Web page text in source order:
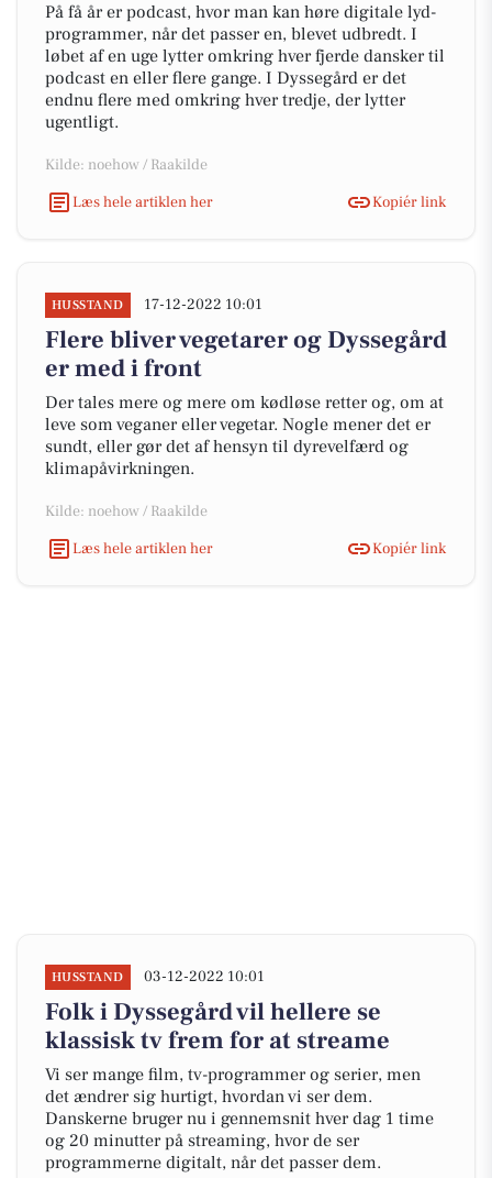
På få år er podcast, hvor man kan høre digitale lyd-
programmer, når det passer en, blevet udbredt. I
løbet af en uge lytter omkring hver fjerde dansker til
podcast en eller flere gange. I Dyssegård er det
endnu flere med omkring hver tredje, der lytter
ugentligt.
Kilde: noehow / Raakilde
Læs hele artiklen her
Kopiér link
HUSSTAND 17-12-2022 10:01
Flere bliver vegetarer og Dyssegård
er med i front
Der tales mere og mere om kødløse retter og, om at
leve som veganer eller vegetar. Nogle mener det er
sundt, eller gør det af hensyn til dyrevelfærd og
klimapåvirkningen.
Kilde: noehow / Raakilde
Læs hele artiklen her
Kopiér link
HUSSTAND 03-12-2022 10:01
Folk i Dyssegård vil hellere se
klassisk tv frem for at streame
Vi ser mange film, tv-programmer og serier, men
det ændrer sig hurtigt, hvordan vi ser dem.
Danskerne bruger nu i gennemsnit hver dag 1 time
og 20 minutter på streaming, hvor de ser
programmerne digitalt, når det passer dem.